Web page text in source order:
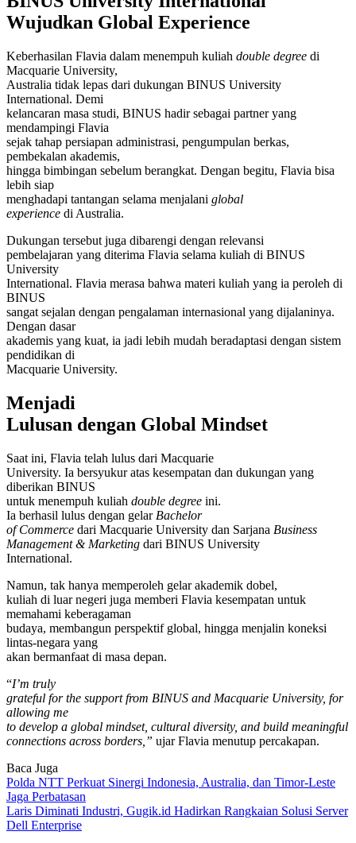
Wujudkan Global Experience
Keberhasilan Flavia dalam menempuh kuliah double degree di
Macquarie University,
Australia tidak lepas dari dukungan BINUS University
International. Demi
kelancaran masa studi, BINUS hadir sebagai partner yang
mendampingi Flavia
sejak tahap persiapan administrasi, pengumpulan berkas,
pembekalan akademis,
hingga bimbingan sebelum berangkat. Dengan begitu, Flavia bisa
lebih siap
menghadapi tantangan selama menjalani global
experience di Australia.
Dukungan tersebut juga dibarengi dengan relevansi
pembelajaran yang diterima Flavia selama kuliah di BINUS
University
International. Flavia merasa bahwa materi kuliah yang ia peroleh di
BINUS
sangat sejalan dengan pengalaman internasional yang dijalaninya.
Dengan dasar
akademis yang kuat, ia jadi lebih mudah beradaptasi dengan sistem
pendidikan di
Macquarie University.
Menjadi
Lulusan dengan Global Mindset
Saat ini, Flavia telah lulus dari Macquarie
University. Ia bersyukur atas kesempatan dan dukungan yang
diberikan BINUS
untuk menempuh kuliah double degree ini.
Ia berhasil lulus dengan gelar Bachelor
of Commerce dari Macquarie University dan Sarjana Business
Management & Marketing dari BINUS University
International.
Namun, tak hanya memperoleh gelar akademik dobel,
kuliah di luar negeri juga memberi Flavia kesempatan untuk
memahami keberagaman
budaya, membangun perspektif global, hingga menjalin koneksi
lintas-negara yang
akan bermanfaat di masa depan.
“I’m truly
grateful for the support from BINUS and Macquarie University, for
allowing me
to develop a global mindset, cultural diversity, and build meaningful
connections across borders,” ujar Flavia menutup percakapan.
Baca Juga
Polda NTT Perkuat Sinergi Indonesia, Australia, dan Timor-Leste
Jaga Perbatasan
Laris Diminati Industri, Gugik.id Hadirkan Rangkaian Solusi Server
Dell Enterprise